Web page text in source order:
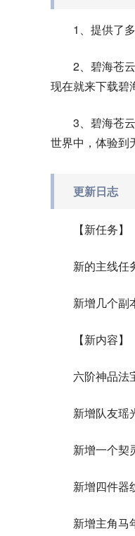
1、提供了
2、碧海苍
现在就来下载碧
3、碧海苍
世界中，体验到
更新日志
【新任务】
新的主线任
新增几个副
【新内容】
六阶神品法
新增队友瑶
新增一个契
新增四件器
新增主角马